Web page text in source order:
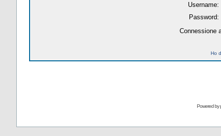
Username:
Password:
Connessione
Ho
Powered by